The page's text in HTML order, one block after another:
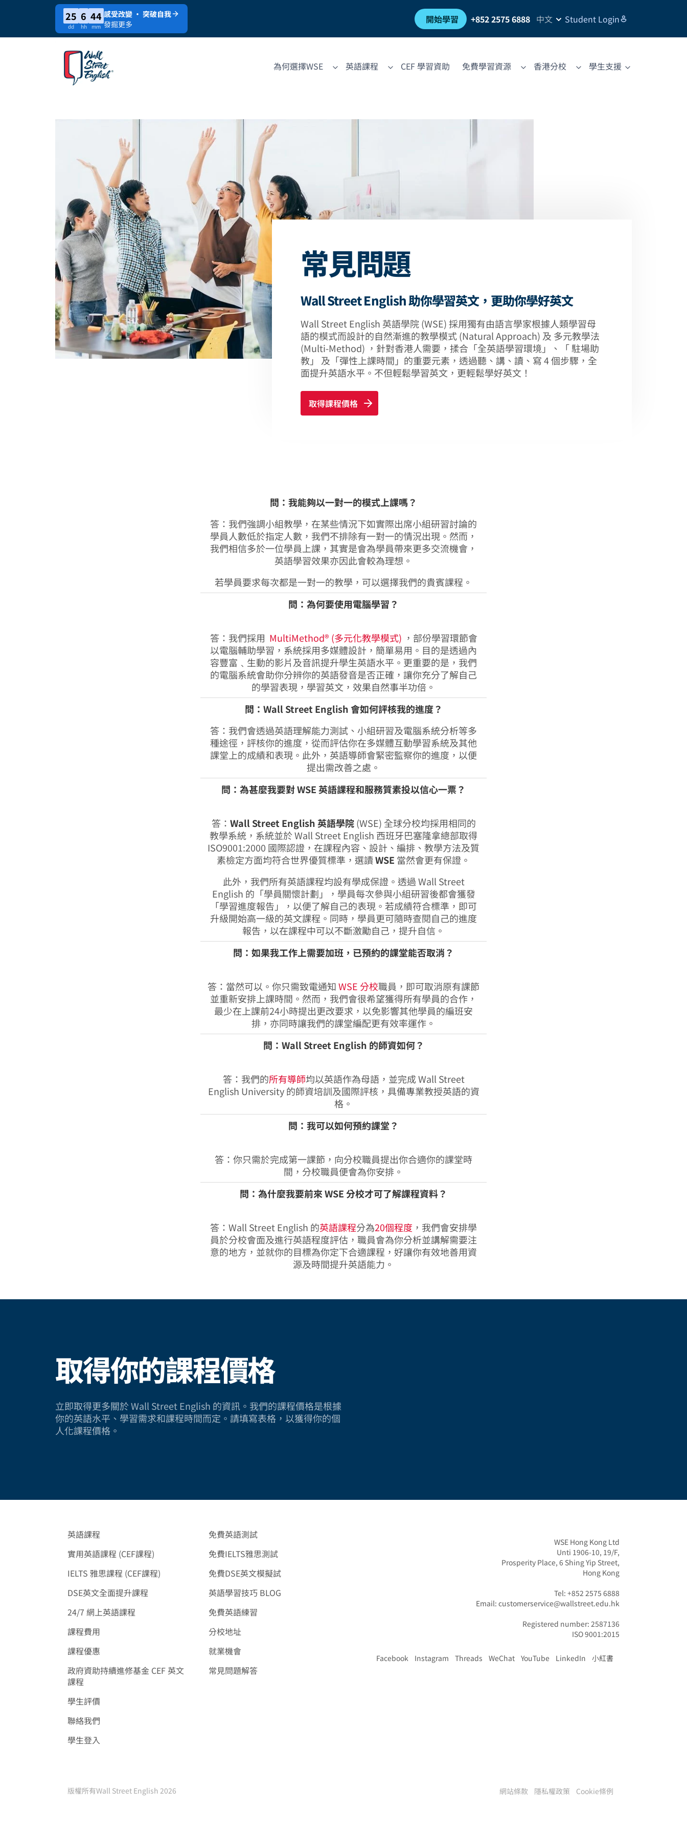
25
dd
6
hh
44
mm
感受改變 · 突破自我
發掘更多
開始學習 +852 2575 6888 中文 Student Login
為何選擇WSE 英語課程 CEF 學習資助 免費學習資源 香港分校 學生支援
常見問題
Wall Street English 助你學習英文，更助你學好英文
Wall Street English 英語學院 (WSE) 採用獨有由語言學家根據人類學習母
語的模式而設計的自然漸進的教學模式 (Natural Approach) 及 多元教學法
(Multi-Method) ，針對香港人需要，揉合「全英語學習環境」、「 駐場助
教」 及「彈性上課時間」的重要元素，透過聽、講、讀、寫 4 個步驟，全
面提升英語水平。不但輕鬆學習英文，更輕鬆學好英文！
取得課程價格
問：我能夠以一對一的模式上課嗎？
答：我們強調小組教學，在某些情況下如實際出席小組研習討論的
學員人數低於指定人數，我們不排除有一對一的情況出現。然而，
我們相信多於一位學員上課，其實是會為學員帶來更多交流機會，
英語學習效果亦因此會較為理想。
若學員要求每次都是一對一的教學，可以選擇我們的貴賓課程。
問：為何要使用電腦學習？
答：我們採用 MultiMethod® (多元化教學模式) ，部份學習環節會
以電腦輔助學習，系統採用多媒體設計，簡單易用。目的是透過內
容豐富﹑生動的影片及音訊提升學生英語水平。更重要的是，我們
的電腦系統會助你分辨你的英語發音是否正確，讓你充分了解自己
的學習表現，學習英文，效果自然事半功倍。
問：Wall Street English 會如何評核我的進度？
答：我們會透過英語理解能力測試、小組研習及電腦系統分析等多
種途徑，評核你的進度，從而評估你在多媒體互動學習系統及其他
課堂上的成績和表現。此外，英語導師會緊密監察你的進度，以便
提出需改善之處。
問：為甚麼我要對 WSE 英語課程和服務質素投以信心一票？
答： Wall Street English 英語學院(WSE) 全球分校均採用相同的
教學系統，系統並於 Wall Street English 西班牙巴塞隆拿總部取得
ISO9001:2000 國際認證，在課程內容、設計、編排、教學方法及質
素檢定方面均符合世界優質標準，選讀WSE 當然會更有保證。
此外，我們所有英語課程均設有學成保證。透過 Wall Street
English 的「學員關懷計劃」，學員每次參與小組研習後都會獲發
「學習進度報告」，以便了解自己的表現。若成績符合標準，即可
升級開始高一級的英文課程。同時，學員更可隨時查閱自己的進度
報告，以在課程中可以不斷激勵自己，提升自信。
問：如果我工作上需要加班，已預約的課堂能否取消？
答：當然可以。你只需致電通知WSE 分校職員，即可取消原有課節
並重新安排上課時間。然而，我們會很希望獲得所有學員的合作，
最少在上課前24小時提出更改要求，以免影響其他學員的編班安
排，亦同時讓我們的課堂編配更有效率運作。
問：Wall Street English 的師資如何？
答：我們的所有導師均以英語作為母語，並完成 Wall Street
English University 的師資培訓及國際評核，具備專業教授英語的資
格。
問：我可以如何預約課堂？
答：你只需於完成第一課節，向分校職員提出你合適你的課堂時
間，分校職員便會為你安排。
問：為什麼我要前來 WSE 分校才可了解課程資料？
答：Wall Street English 的英語課程分為20個程度 ，我們會安排學
員於分校會面及進行英語程度評估，職員會為你分析並講解需要注
意的地方，並就你的目標為你定下合適課程，好讓你有效地善用資
源及時間提升英語能力。
取得你的課程價格
立即取得更多關於 Wall Street English 的資訊。我們的課程價格是根據
你的英語水平、學習需求和課程時間而定。請填寫表格，以獲得你的個
人化課程價格。
英語課程
實用英語課程 (CEF課程)
IELTS 雅思課程 (CEF課程)
DSE英文全面提升課程
24/7 網上英語課程
課程費用
課程優惠
政府資助持續進修基金 CEF 英文
課程
學生評價
聯絡我們
學生登入
免費英語測試
免費IELTS雅思測試
免費DSE英文模擬試
英語學習技巧 BLOG
免費英語練習
分校地址
就業機會
常見問題解答
WSE Hong Kong Ltd
Unti 1906-10, 19/F,
Prosperity Place, 6 Shing Yip Street,
Hong Kong
Tel: +852 2575 6888
Email: customerservice@wallstreet.edu.hk
Registered number: 2587136
ISO 9001:2015
Facebook Instagram Threads WeChat YouTube LinkedIn 小紅書
版權所有Wall Street English 2026 網站條款 隱私權政策 Cookie條例